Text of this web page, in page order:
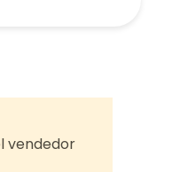
vendedor